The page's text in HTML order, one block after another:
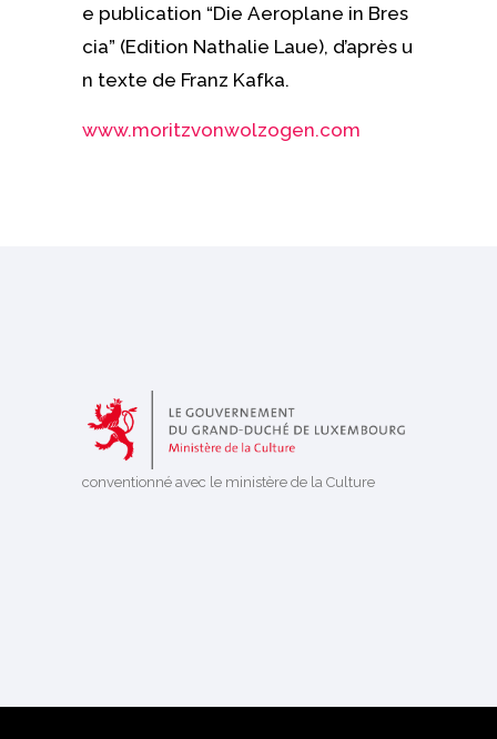
e publication “Die Aeroplane in Bres
cia” (Edition Nathalie Laue), d’après u
n texte de Franz Kafka.
www.moritzvonwolzogen.com
conventionné avec le ministère de la Culture